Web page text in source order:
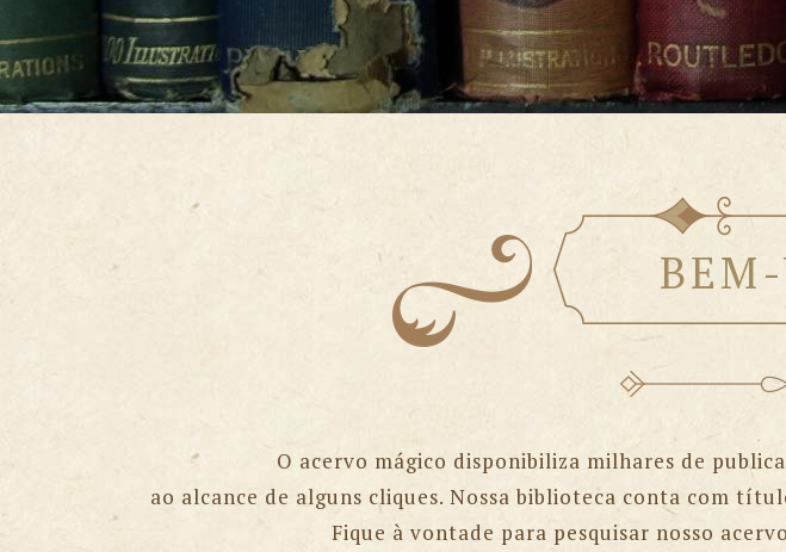
O acervo mágico disponibiliza milhares de
ao alcance de alguns cliques. Nossa biblioteca conta com
Fique à vontade para pesquisar nosso